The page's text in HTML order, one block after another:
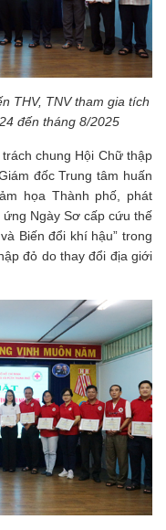
THV, TNV tham gia tích
đến tháng 8/2025
chung Hội Chữ thập
đốc Trung tâm huấn
họa Thành phố, phát
Ngày Sơ cấp cứu thế
Biến đổi khí hậu” trong
đỏ do thay đổi địa giới